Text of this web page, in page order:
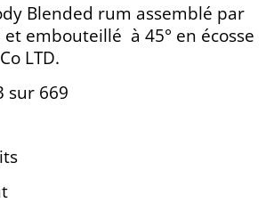
Blended rum assemblé par
et embouteillé à 45° en écosse
LTD.
sur 669